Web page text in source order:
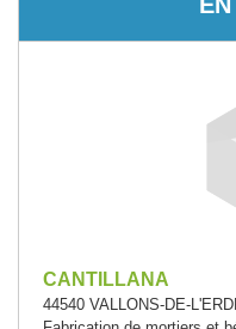
CANTILLANA
44540 VALLONS-DE-